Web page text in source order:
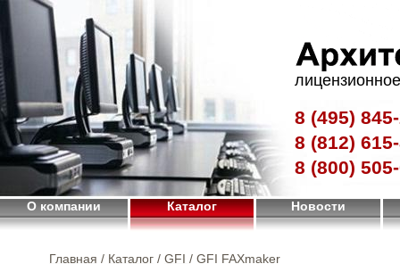
8 (495)
8 (812)
8 (800)
О компании Каталог Новости
Главная / Каталог / GFI / GFI FAXmaker